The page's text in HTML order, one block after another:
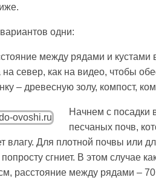
одни:
между рядами и кустами
север, как на видео, чтобы
– древесную золу, компост,
Начнем с посадки
песчаных почв,
влагу. Для плотной почвы или
сгниет. В этом случае
расстояние между рядами –